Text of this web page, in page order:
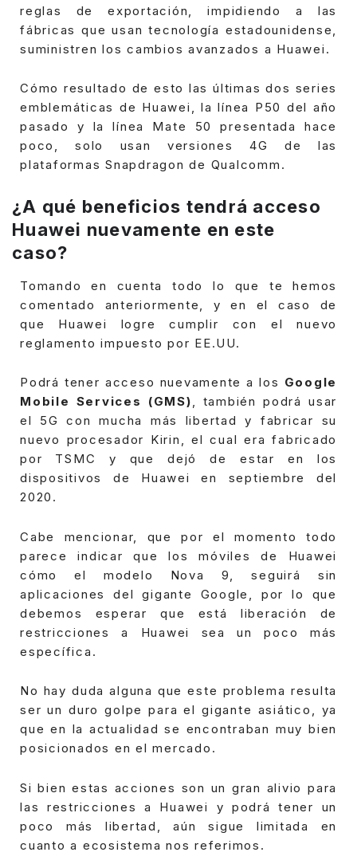
reglas de exportación, impidiendo a las
fábricas que usan tecnología estadounidense,
suministren los cambios avanzados a Huawei.
Cómo resultado de esto las últimas dos series
emblemáticas de Huawei, la línea P50 del año
pasado y la línea Mate 50 presentada hace
poco, solo usan versiones 4G de las
plataformas Snapdragon de Qualcomm.
¿A qué beneficios tendrá acceso
Huawei nuevamente en este
caso?
Tomando en cuenta todo lo que te hemos
comentado anteriormente, y en el caso de
que Huawei logre cumplir con el nuevo
reglamento impuesto por EE.UU.
Podrá tener acceso nuevamente a los Google
Mobile Services (GMS), también podrá usar
el 5G con mucha más libertad y fabricar su
nuevo procesador Kirin, el cual era fabricado
por TSMC y que dejó de estar en los
dispositivos de Huawei en septiembre del
2020.
Cabe mencionar, que por el momento todo
parece indicar que los móviles de Huawei
cómo el modelo Nova 9, seguirá sin
aplicaciones del gigante Google, por lo que
debemos esperar que está liberación de
restricciones a Huawei sea un poco más
específica.
No hay duda alguna que este problema resulta
ser un duro golpe para el gigante asiático, ya
que en la actualidad se encontraban muy bien
posicionados en el mercado.
Si bien estas acciones son un gran alivio para
las restricciones a Huawei y podrá tener un
poco más libertad, aún sigue limitada en
cuanto a ecosistema nos referimos.